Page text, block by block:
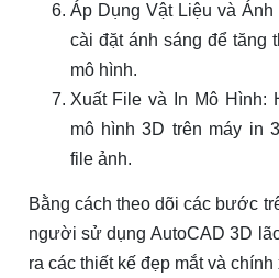
Áp Dụng Vật Liệu và
cài đặt ánh sáng để tăng
mô hình.
Xuất File và In Mô Hình:
mô hình 3D trên máy in
file ảnh.
Bằng cách theo dõi các bước
người sử dụng AutoCAD 3D
ra các thiết kế đẹp mắt và